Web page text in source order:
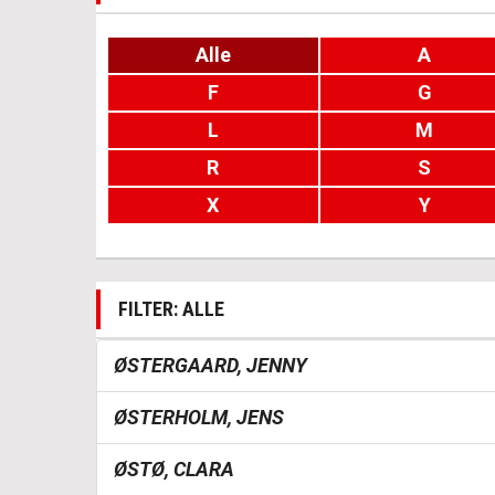
Alle A
F
G
L
M
R
S
X
Y
FILTER: ALLE
ØSTERGAARD, JENNY
ØSTERHOLM, JENS
ØSTØ, CLARA